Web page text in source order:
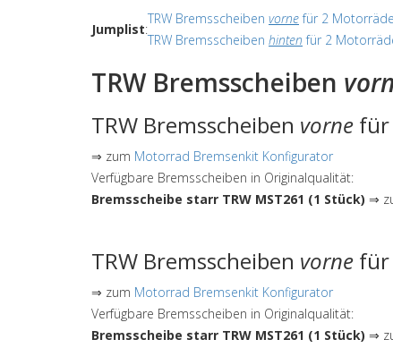
Jumplist:
TRW Bremsscheiben vornefür 2
TRW Bremsscheiben hinten für 2
TRW Bremsscheiben
TRW Bremsscheiben vorne für
⇒ zum Motorrad Bremsenkit Konfigurator
Verfügbare Bremsscheiben in Originalqualität:
Bremsscheibe starr TRW MST261 (1 Stück) ⇒
TRW Bremsscheiben vorne für
⇒ zum Motorrad Bremsenkit Konfigurator
Verfügbare Bremsscheiben in Originalqualität:
Bremsscheibe starr TRW MST261 (1 Stück) ⇒